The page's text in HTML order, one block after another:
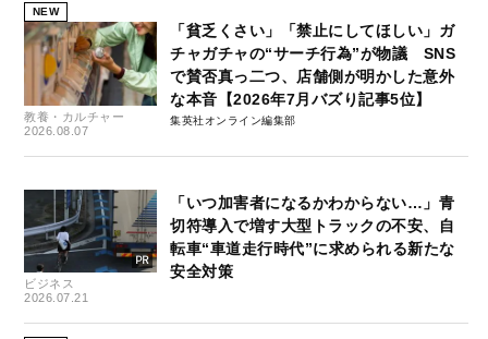
NEW
教養・カルチャー
2026.08.07
「貧乏くさい」「禁止にしてほしい」ガ
チャガチャの“サーチ行為”が物議 SNS
で賛否真っ二つ、店舗側が明かした意外
な本音【2026年7月バズり記事5位】
集英社オンライン編集部
ビジネス
2026.07.21
「いつ加害者になるかわからない…」青
切符導入で増す大型トラックの不安、自
転車“車道走行時代”に求められる新たな
安全対策